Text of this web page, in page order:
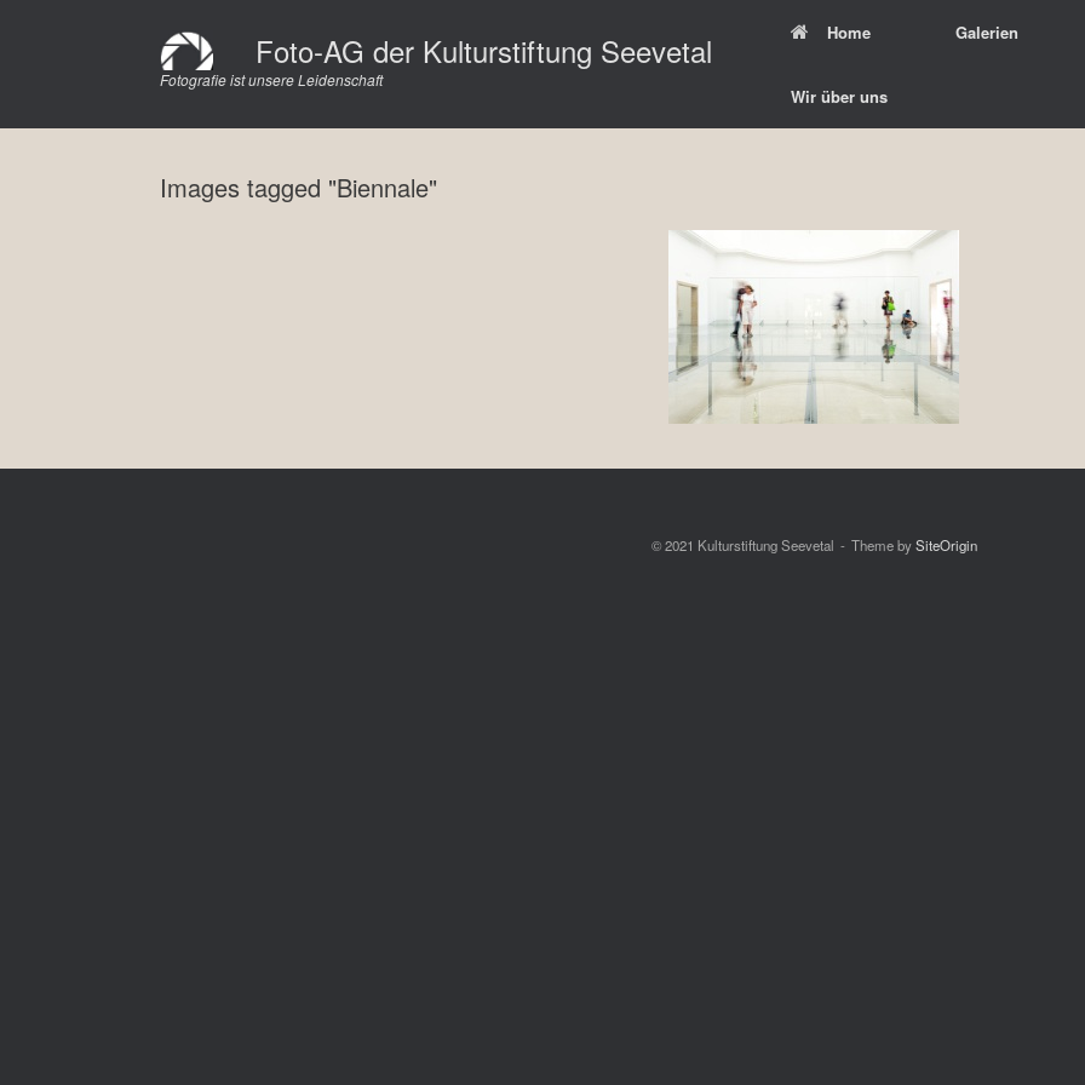
Foto-AG der Kulturstiftung Seevetal
Fotografie ist unsere Leidenschaft
Home Galerien
Wir über uns
Images tagged "Biennale"
© 2021 Kulturstiftung Seevetal Theme bySiteOrigin